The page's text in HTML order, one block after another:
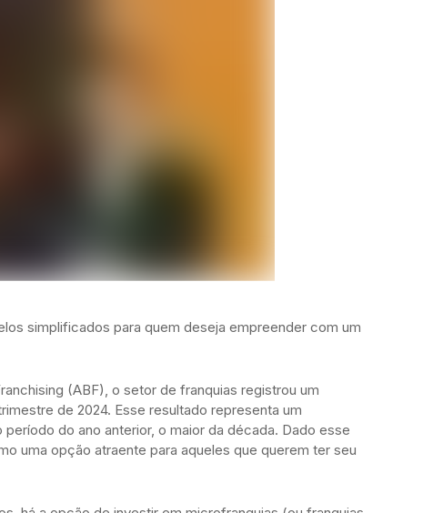
simplificados para quem deseja empreender com um
(ABF), o setor de franquias registrou um
de 2024. Esse resultado representa um
do ano anterior, o maior da década. Dado esse
uma opção atraente para aqueles que querem ter seu